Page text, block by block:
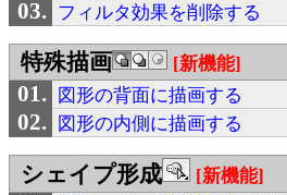
フィルタ効果を削除する
特殊描画 [新機能]
図形の背面に描画する
図形の内側に描画する
シェイプ形成 [新機能]